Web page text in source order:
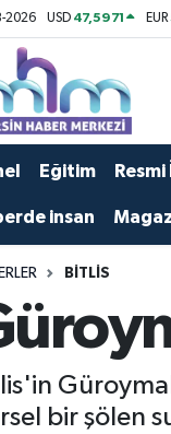
2026 USD 47,5971 EUR
Eğitim Resmi
insan
BITLIS
bir şölen
Durumu
Yoğunluk Haritası